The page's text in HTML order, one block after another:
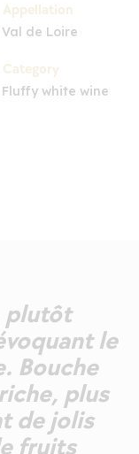
Appellation
Val de Loire
Category
Fluffy white wine
plutôt
le
Bouche
plus
de jolis
fruits